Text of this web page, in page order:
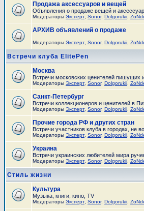
Продажа аксессуаров и вещей
Объявления о продаже вещей и
Модераторы Эксперт, Sonor, Dolgorukii
АРХИВ объявлений о продаже
Модераторы Эксперт, Sonor, Dolgorukii
Встречи клуба ElitePen
Москва
Встречи московских ценителей пишущих
Модераторы Эксперт, Sonor, Dolgorukii
Санкт-Петербург
Встречи коллекционеров и ценителей в
Модераторы Эксперт, Sonor, Dolgorukii
Прочие города РФ и других стран
Встречи участников клуба в городах, не
Модераторы Эксперт, Sonor, Dolgorukii
Украина
Встречи украинских любителей мира
Модераторы Эксперт, Sonor, Dolgorukii
Стиль жизни
Культура
Музыка, книги, кино, TV
Модераторы Эксперт, Sonor, Dolgorukii